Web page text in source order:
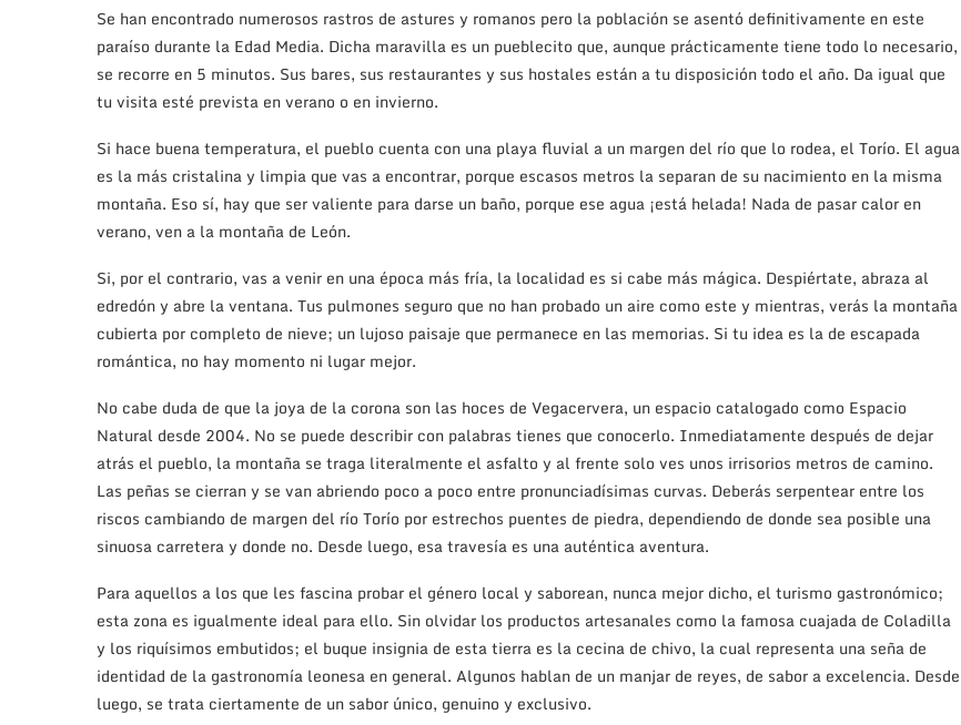
Se han encontrado numerosos rastros de astures y romanos pero la población se asentó definitivamente en este
paraíso durante la Edad Media. Dicha maravilla es un pueblecito que, aunque prácticamente tiene todo lo necesario,
se recorre en 5 minutos. Sus bares, sus restaurantes y sus hostales están a tu disposición todo el año. Da igual que
tu visita esté prevista en verano o en invierno.
Si hace buena temperatura, el pueblo cuenta con una playa fluvial a un margen del río que lo rodea, el Torío. El agua
es la más cristalina y limpia que vas a encontrar, porque escasos metros la separan de su nacimiento en la misma
montaña. Eso sí, hay que ser valiente para darse un baño, porque ese agua ¡está helada! Nada de pasar calor en
verano, ven a la montaña de León.
Si, por el contrario, vas a venir en una época más fría, la localidad es si cabe más mágica. Despiértate, abraza al
edredón y abre la ventana. Tus pulmones seguro que no han probado un aire como este y mientras, verás la montaña
cubierta por completo de nieve; un lujoso paisaje que permanece en las memorias. Si tu idea es la de escapada
romántica, no hay momento ni lugar mejor.
No cabe duda de que la joya de la corona son las hoces de Vegacervera, un espacio catalogado como Espacio
Natural desde 2004. No se puede describir con palabras tienes que conocerlo. Inmediatamente después de dejar
atrás el pueblo, la montaña se traga literalmente el asfalto y al frente solo ves unos irrisorios metros de camino.
Las peñas se cierran y se van abriendo poco a poco entre pronunciadísimas curvas. Deberás serpentear entre los
riscos cambiando de margen del río Torío por estrechos puentes de piedra, dependiendo de donde sea posible una
sinuosa carretera y donde no. Desde luego, esa travesía es una auténtica aventura.
Para aquellos a los que les fascina probar el género local y saborean, nunca mejor dicho, el turismo gastronómico;
esta zona es igualmente ideal para ello. Sin olvidar los productos artesanales como la famosa cuajada de Coladilla
y los riquísimos embutidos; el buque insignia de esta tierra es la cecina de chivo, la cual representa una seña de
identidad de la gastronomía leonesa en general. Algunos hablan de un manjar de reyes, de sabor a excelencia. Desde
luego, se trata ciertamente de un sabor único, genuino y exclusivo.